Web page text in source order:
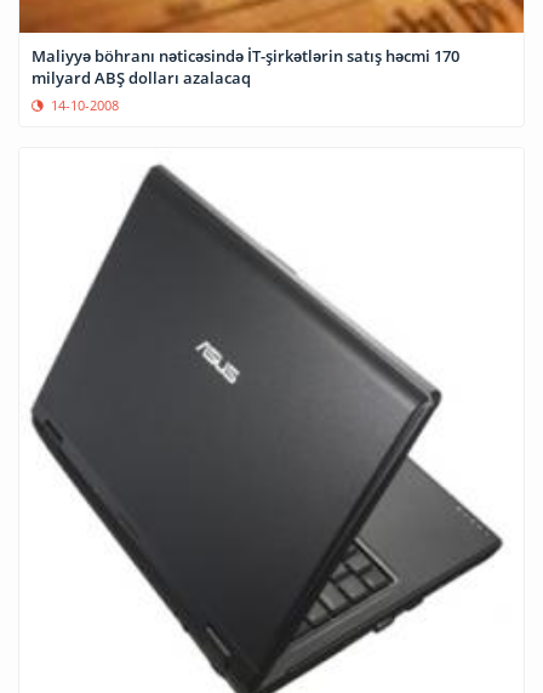
Maliyyə böhranı nəticəsində İT-şirkətlərin satış həcmi 170
milyard ABŞ dolları azalacaq
14-10-2008